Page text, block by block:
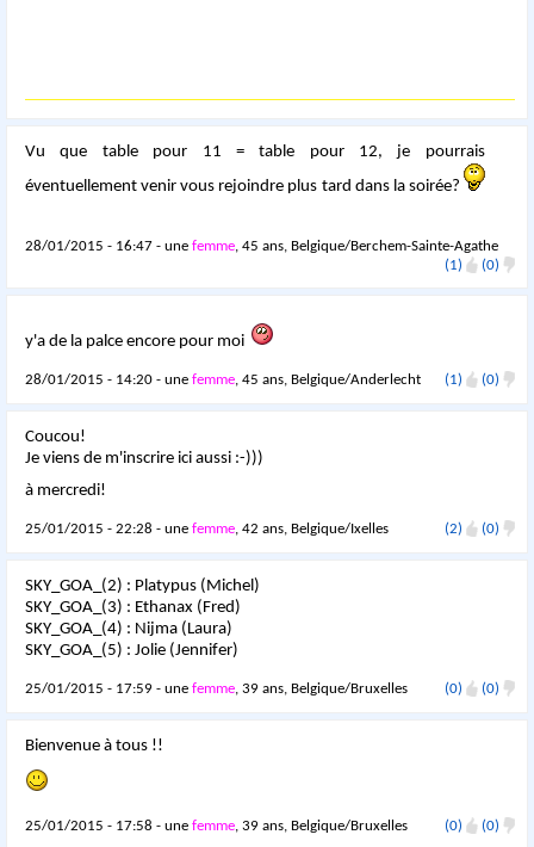
Vu que table pour 11 = table pour 12, je pourrais
éventuellement venir vous rejoindre plus tard dans la soirée?
28/01/2015 - 16:47 - unefemme, 45 ans, Belgique/Berchem-Sainte-Agathe
(1)
(0)
y'a de la palce encore pour moi
28/01/2015 - 14:20 - unefemme, 45 ans, Belgique/Anderlecht (1) (0)
Coucou!
Je viens de m'inscrire ici aussi :-)))
à mercredi!
25/01/2015 - 22:28 - unefemme, 42 ans, Belgique/Ixelles (2) (0)
SKY_GOA_(2) : Platypus (Michel)
SKY_GOA_(3) : Ethanax (Fred)
SKY_GOA_(4) : Nijma (Laura)
SKY_GOA_(5) : Jolie (Jennifer)
25/01/2015 - 17:59 - unefemme, 39 ans, Belgique/Bruxelles (0) (0)
Bienvenue à tous !!
25/01/2015 - 17:58 - unefemme, 39 ans, Belgique/Bruxelles (0) (0)